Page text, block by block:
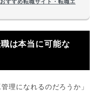
すすめ転職サイト・転職エ
は本当に可能な
理になれるのだろうか」